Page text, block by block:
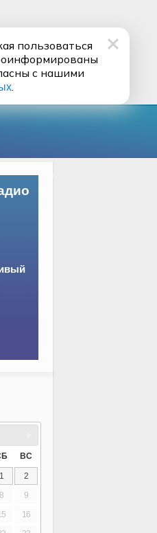
ВС
1
2
8
9
16
пользоваться
с нашими
.